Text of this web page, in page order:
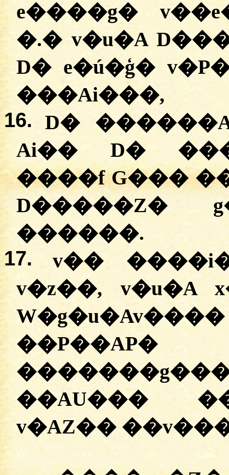
e����g�
�.�v�u�A
D� e�ú�ģ�
���Ai���,
16.
D�
Ai�� D�
����f G���
D�����Z�
������.
17.
v��
v�z��, v�u�A
��AU���
v�AZ��